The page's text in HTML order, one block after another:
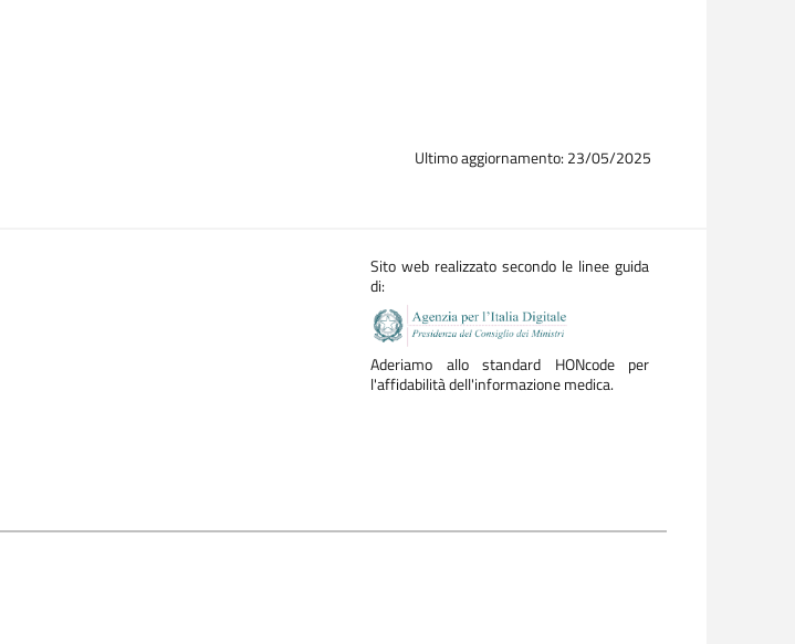
Ultimo aggiornamento: 23/05/2025
Sito web realizzato secondo le linee guida
di:
Aderiamo allo standard HONcode per
l'affidabilità dell'informazione medica.